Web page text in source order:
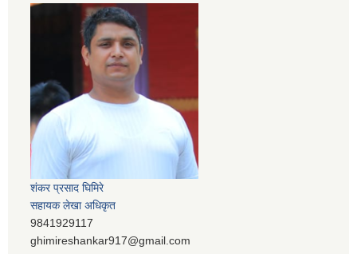
शंकर प्रसाद घिमिरे
सहायक लेखा अधिकृत
9841929117
ghimireshankar917@gmail.com